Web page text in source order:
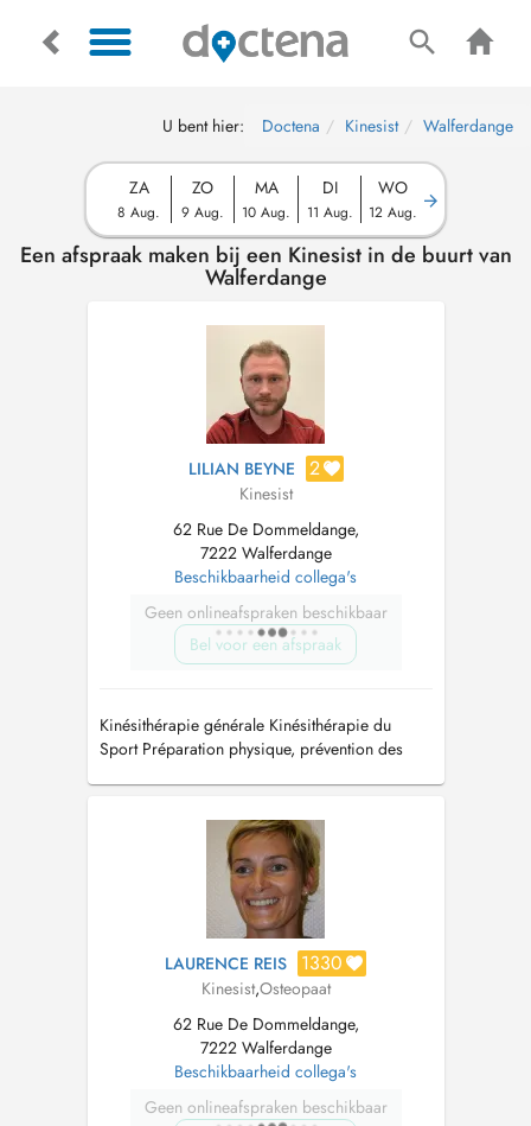
U bent hier: Doctena Kinesist Walferdange
ZA
8 Aug.
ZO
9 Aug.
MA
10 Aug.
DI
11 Aug.
WO
12 Aug.
Een afspraak maken bij een Kinesist in de buurt van
Walferdange
LILIAN BEYNE 2
Kinesist
62 Rue De Dommeldange,
7222 Walferdange
Beschikbaarheid collega's
Geen onlineafspraken beschikbaar
Bel voor een afspraak
Kinésithérapie générale Kinésithérapie du
Sport Préparation physique, prévention des
LAURENCE REIS 1330
Kinesist,Osteopaat
62 Rue De Dommeldange,
7222 Walferdange
Beschikbaarheid collega's
Geen onlineafspraken beschikbaar